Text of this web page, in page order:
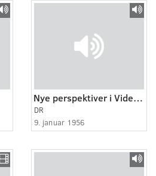
Nye perspektiver i Videnskab og Kunst
DR
9. januar 1956